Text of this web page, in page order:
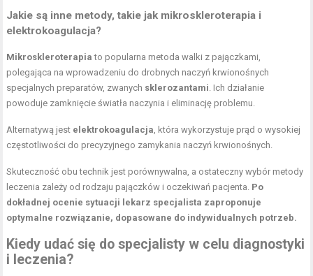
Jakie są inne metody, takie jak mikroskleroterapia i
elektrokoagulacja?
Mikroskleroterapia to popularna metoda walki z pajączkami,
polegająca na wprowadzeniu do drobnych naczyń krwionośnych
specjalnych preparatów, zwanych sklerozantami . Ich działanie
powoduje zamknięcie światła naczynia i eliminację problemu.
Alternatywą jest elektrokoagulacja , która wykorzystuje prąd o wysokiej
częstotliwości do precyzyjnego zamykania naczyń krwionośnych.
Skuteczność obu technik jest porównywalna, a ostateczny wybór metody
leczenia zależy od rodzaju pajączków i oczekiwań pacjenta. Po
dokładnej ocenie sytuacji lekarz specjalista zaproponuje
optymalne rozwiązanie, dopasowane do indywidualnych potrzeb.
Kiedy udać się do specjalisty w celu diagnostyki
i leczenia?